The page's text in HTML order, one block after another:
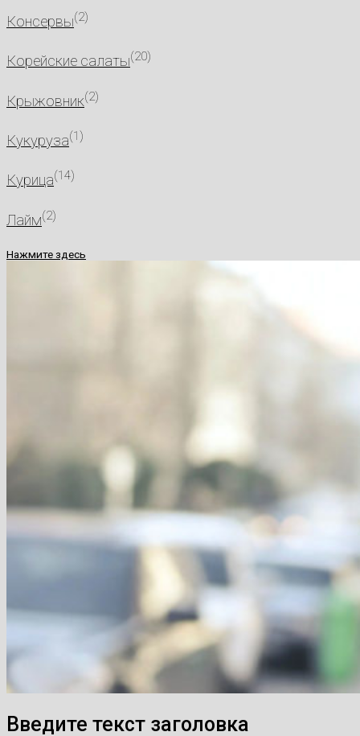
Консервы(2)
Корейские салаты(20)
Крыжовник(2)
Кукуруза(1)
Курица(14)
Лайм(2)
Нажмите здесь
Введите текст заголовка